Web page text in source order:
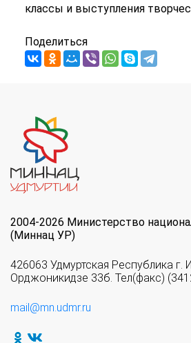
классы и выступления
Поделиться
2004-2026 Министерство
(Миннац УР)
426063 Удмуртская Республика г.
Орджоникидзе 33б. Тел(факс)
mail@mn.udmr.ru